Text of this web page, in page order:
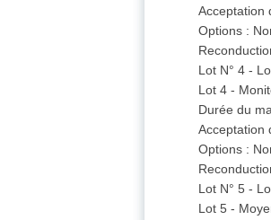
Acceptation
Options :
Lot N° 4 -
Lot 4 -
Durée du
Acceptation
Options :
Lot N° 5 -
Lot 5 -